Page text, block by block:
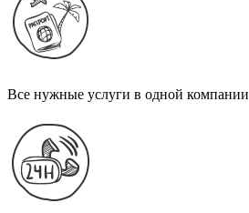
Все нужные услуги в одной компании